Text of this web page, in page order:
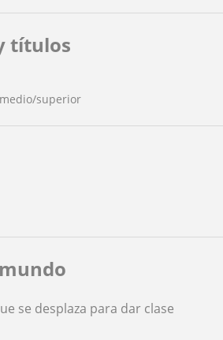
títulos
superior
se desplaza para dar clase